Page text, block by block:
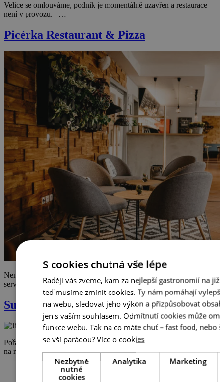
Velice se omlouváme, podnik je momentálně uzavřen a restaurace
není v provozu. …
Picérka Restaurant & Pizza
Nenechte se zmást slovem „picérka“. Designový rodinný restaurant
servíruje nekonečnou plejádu gastro pokladů od masa …
Surfbar restaurant
Pořádný kus výtečného masa (třeba pštrosí burger!) a výhled
na nekonečný rybník. Ale taky hřejivá atmosféra …
S cookies chutná vše lépe
Raději vás zveme, kam za nejlepší gastronomií na
teď musíme zmínit cookies. Ty nám pomáhají
na webu, sledovat jeho výkon a přizpůsobovat
jen s vaším souhlasem. Odmítnutí cookies může
funkce webu. Tak na co máte chuť – fast food, nebo
se vší parádou? Více o cookies
Nezbytně
nutné
cookies
Analytika Marketing